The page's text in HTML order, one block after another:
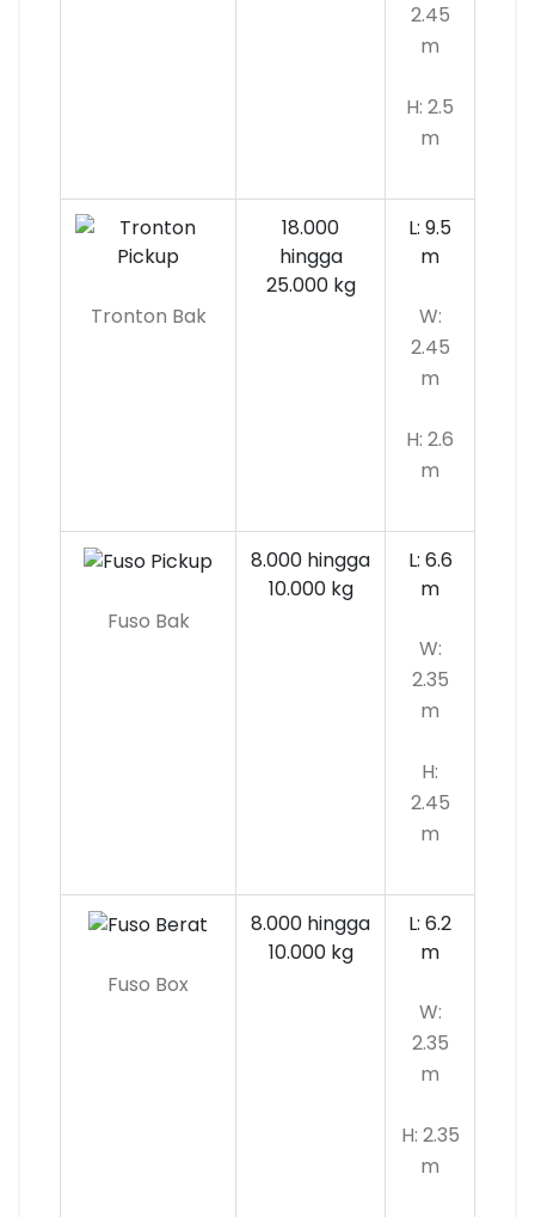
2.45
m
H: 2.5
m
Tronton Bak
18.000
hingga
25.000 kg
L: 9.5
m
W:
2.45
m
H: 2.6
m
Fuso Bak
8.000 hingga
10.000kg
L: 6.6
m
W:
2.35
m
H:
2.45
m
Fuso Box
8.000 hingga
10.000 kg
L: 6.2
m
W:
2.35
m
H: 2.35
m